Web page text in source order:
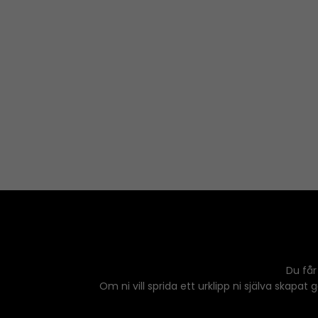
Du
Om ni vill sprida ett urklipp ni själva